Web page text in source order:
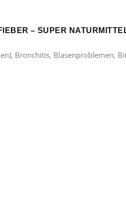
– SUPER
Bronchitis, Blasenproblemen,